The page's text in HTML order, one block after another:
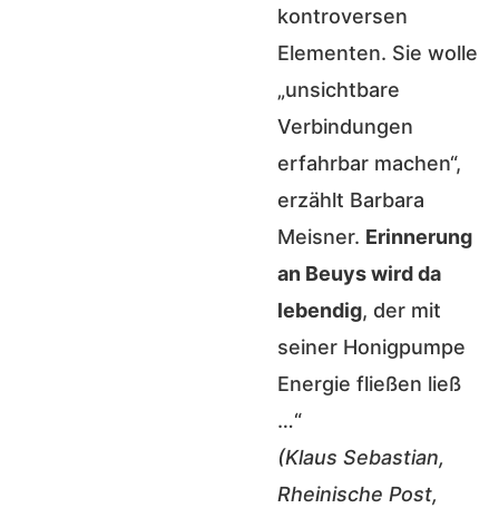
kontroversen
Elementen. Sie wolle
„unsichtbare
Verbindungen
erfahrbar machen“,
erzählt Barbara
Meisner. Erinnerung
an Beuys wird da
lebendig, der mit
seiner Honigpumpe
Energie fließen ließ
…“
(Klaus Sebastian,
Rheinische Post,